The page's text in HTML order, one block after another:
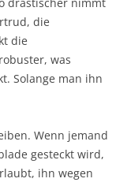
die
die
was
Solange man ihn
Wenn jemand
gesteckt wird,
ihn wegen